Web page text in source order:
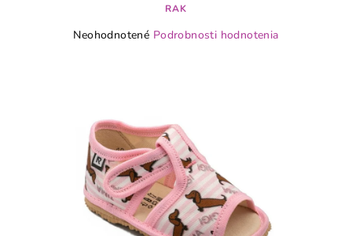
RAK
Priemerné
hviezdičiek.
Neohodnotené Podrobnosti hodnotenia